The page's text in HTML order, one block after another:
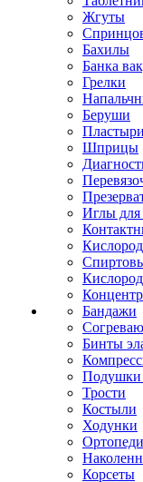
Жгуты
Бахилы
Банка
Грелки
Беруши
Пластыри
Шприцы
Иглы
Бандажи
Бинты
Подушки
Трости
Костыли
Ходунки
Корсеты